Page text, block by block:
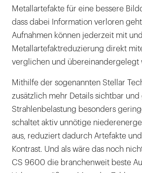
Metallartefakte für eine bessere
dass dabei Information verloren
Aufnahmen können jederzeit mit
Metallartefaktreduzierung direkt
verglichen und übereinandergelegt
Mithilfe der sogenannten Stellar
zusätzlich mehr Details sichtbar
Strahlenbelastung besonders
schaltet aktiv unnötige
aus, reduziert dadurch Artefakte
Kontrast. Und als wäre das noch
CS 9600 die branchenweit beste